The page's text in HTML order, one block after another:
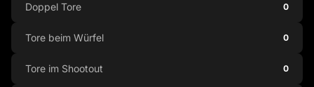
Doppel Tore 0
Tore beim Würfel 0
Tore im Shootout 0